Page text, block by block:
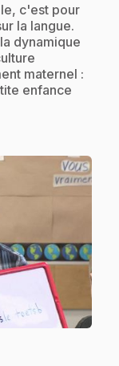
c'est pour
la langue.
dynamique
maternel :
enfance